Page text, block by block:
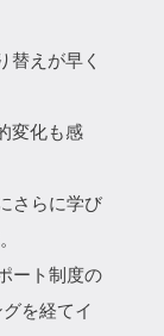
替えが早く
変化も感
さらに学び
ート制度の
を経てイ